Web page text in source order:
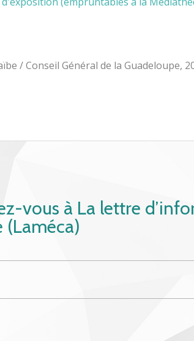
/ Conseil Général de la Guadeloupe,
vous à La lettre
(Laméca)